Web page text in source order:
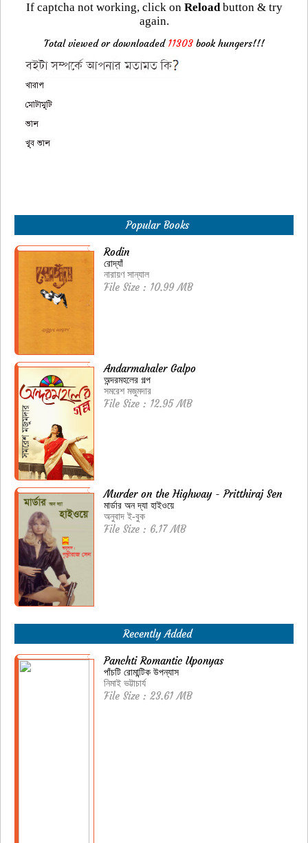
If captcha not working, click on Reloadbutton & try
again.
Total viewed or downloaded 11303book hungers!!!
Popular Books
Rodin
রোদ্যাঁ
নারায়ণ সান্যাল
File Size : 10.99 MB
Andarmahaler Galpo
অন্দরমহলের গল্প
সমরেশ মজুমদার
File Size : 12.95 MB
Murder on the Highway - Pritthiraj Sen
মার্ডার অন দ্যা হাইওয়ে
অনুবাদ ই-বুক
File Size : 6.17 MB
Recently Added
Panchti Romantic Uponyas
পাঁচটি রোমান্টিক উপন্যাস
নিমাই ভট্টাচার্য
File Size : 23.61 MB